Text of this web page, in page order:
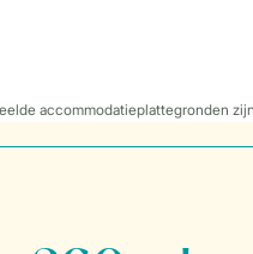
accommodatieplattegronden